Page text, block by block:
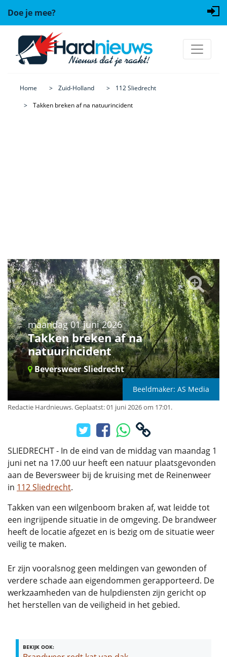
Doe je mee?
Home Zuid-Holland
112 Sliedrecht
Takken breken af na natuurincident
maandag 01 juni 2026
Takken breken af na
natuurincident
Beversweer Sliedrecht
Beeldmaker: AS Media
Redactie Hardnieuws.Geplaatst: 01 juni 2026 om 17:01.
SLIEDRECHT - In de eind van de middag van maandag 1
juni net na 17.00 uur heeft een natuur plaatsgevonden
aan de Beversweer bij de kruising met de Reinenweer
in 112 Sliedrecht.
Takken van een wilgenboom braken af, wat leidde tot
een ingrijpende situatie in de omgeving. De brandweer
heeft de locatie afgezet en is bezig om de situatie weer
veilig te maken.
Er zijn vooralsnog geen meldingen van gewonden of
verdere schade aan eigendommen gerapporteerd. De
werkzaamheden van de hulpdiensten zijn gericht op
het herstellen van de veiligheid in het gebied.
BEKIJK OOK: